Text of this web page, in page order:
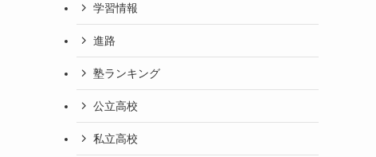
学習情報
進路
塾ランキング
公立高校
私立高校